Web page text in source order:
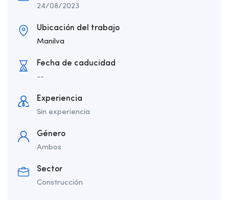
24/08/2023
Ubicación del trabajo
Manilva
Fecha de caducidad
--
Experiencia
Sin experiencia
Género
Ambos
Sector
Construcción